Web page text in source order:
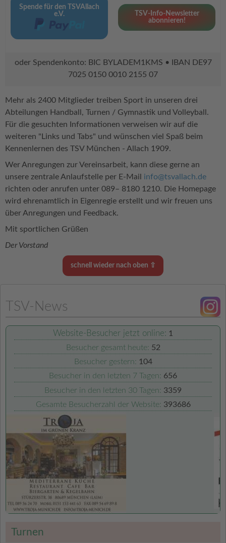
Spende für den TSVAllach
e.V.
TSV-Info-Newsletter
abonnieren!
oder Spendenkonto: BIC BYLADEM1KMS • IBAN DE97
7025 0150 0010 2155 07
Mehr als 2400 Mitglieder treiben Sport in unseren drei
Abteilungen Handball, Turnen / Gymnastik und Volleyball.
Für die gesuchten Informationen verweisen wir auf die
weiteren "Links und Tabs" und wünschen viel Spaß beim
Kennenlernen des TSV München - Allach 1909.
Wer Anregungen zur Vereinsarbeit, kann diese gerne an
unsere zentrale Anlaufstelle per E-Mail info@tsvallach.de
richten oder anrufen unter 089– 8180 1210. Die Homepage
wird ehrenamtlich in Eigenregie erstellt und wir freuen uns
über Anregungen und Feedback.
Mit sportlichen Grüßen
Der Vorstand
schnell wieder nach oben ⇧
TSV-News
Website-Besucher jetzt online: 1
Besucher gesamt heute: 52
Besucher gestern: 104
Besucher in den letzten 7 Tagen: 656
Besucher in den letzten 30 Tagen: 3359
Gesamte Besucherzahl der Website: 393686
Turnen